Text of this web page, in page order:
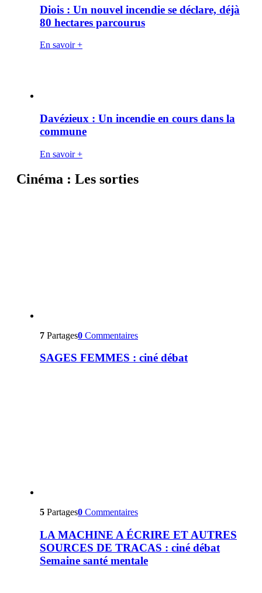
Diois : Un nouvel incendie se déclare, déjà
80 hectares parcourus
En savoir +
Davézieux : Un incendie en cours dans la
commune
En savoir +
Cinéma : Les sorties
7 Partages0 Commentaires
SAGES FEMMES : ciné débat
5 Partages0 Commentaires
LA MACHINE A ÉCRIRE ET AUTRES
SOURCES DE TRACAS : ciné débat
Semaine santé mentale